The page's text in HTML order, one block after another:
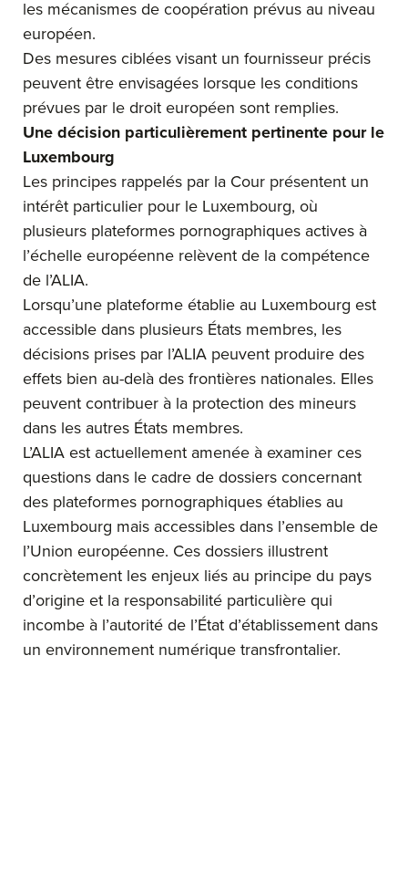
les mécanismes de coopération prévus au niveau
européen.
Des mesures ciblées visant un fournisseur précis
peuvent être envisagées lorsque les conditions
prévues par le droit européen sont remplies.
Une décision particulièrement pertinente pour le
Luxembourg
Les principes rappelés par la Cour présentent un
intérêt particulier pour le Luxembourg, où
plusieurs plateformes pornographiques actives à
l’échelle européenne relèvent de la compétence
de l’ALIA.
Lorsqu’une plateforme établie au Luxembourg est
accessible dans plusieurs États membres, les
décisions prises par l’ALIA peuvent produire des
effets bien au-delà des frontières nationales. Elles
peuvent contribuer à la protection des mineurs
dans les autres États membres.
L’ALIA est actuellement amenée à examiner ces
questions dans le cadre de dossiers concernant
des plateformes pornographiques établies au
Luxembourg mais accessibles dans l’ensemble de
l’Union européenne. Ces dossiers illustrent
concrètement les enjeux liés au principe du pays
d’origine et la responsabilité particulière qui
incombe à l’autorité de l’État d’établissement dans
un environnement numérique transfrontalier.